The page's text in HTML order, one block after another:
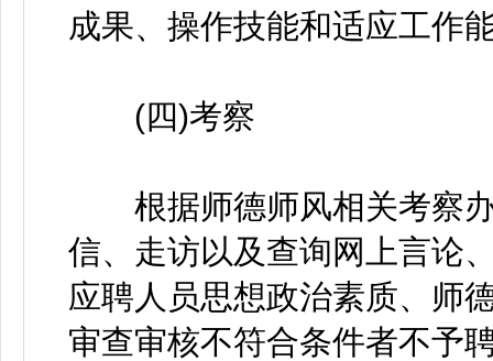
成果、操作技能和适应工作
(四)考察
根据师德师风相关考察办
信、走访以及查询网上言论
应聘人员思想政治素质、师
审查审核不符合条件者不予